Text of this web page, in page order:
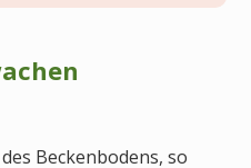
Beckenbodens, so